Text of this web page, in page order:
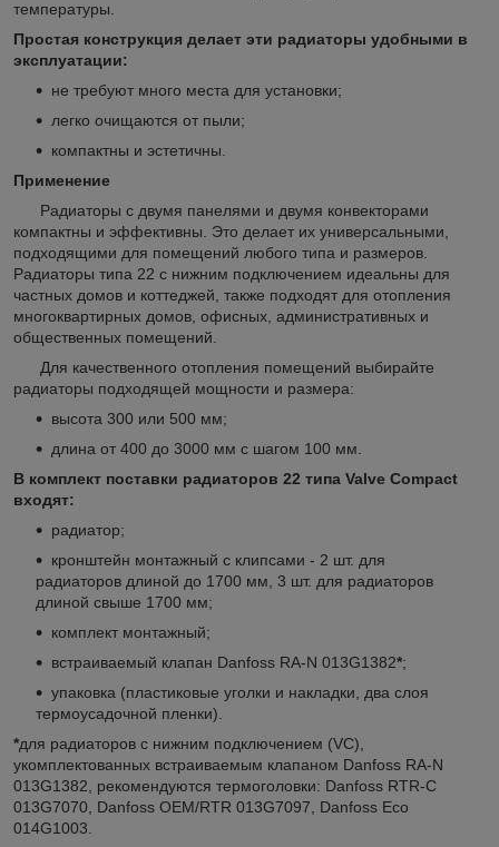
температуры.
Простая конструкция делает эти радиаторы удобными в
эксплуатации:
не требуют много места для установки;
легко очищаются от пыли;
компактны и эстетичны.
Применение
Радиаторы с двумя панелями и двумя конвекторами
компактны и эффективны. Это делает их универсальными,
подходящими для помещений любого типа и размеров.
Радиаторы типа 22 с нижним подключением идеальны для
частных домов и коттеджей, также подходят для отопления
многоквартирных домов, офисных, административных и
общественных помещений.
Для качественного отопления помещений выбирайте
радиаторы подходящей мощности и размера:
высота 300 или 500 мм;
длина от 400 до 3000 мм с шагом 100 мм.
В комплект поставки радиаторов 22 типа Valve Compact
входят:
радиатор;
кронштейн монтажный с клипсами - 2 шт. для
радиаторов длиной до 1700 мм, 3 шт. для радиаторов
длиной свыше 1700 мм;
комплект монтажный;
встраиваемый клапан Danfoss RA-N 013G1382*;
упаковка (пластиковые уголки и накладки, два слоя
термоусадочной пленки).
*для радиаторов с нижним подключением (VC),
укомплектованных встраиваемым клапаном Danfoss RA-N
013G1382, рекомендуются термоголовки: Danfoss RTR-C
013G7070, Danfoss OEM/RTR 013G7097, Danfoss Eco
014G1003.